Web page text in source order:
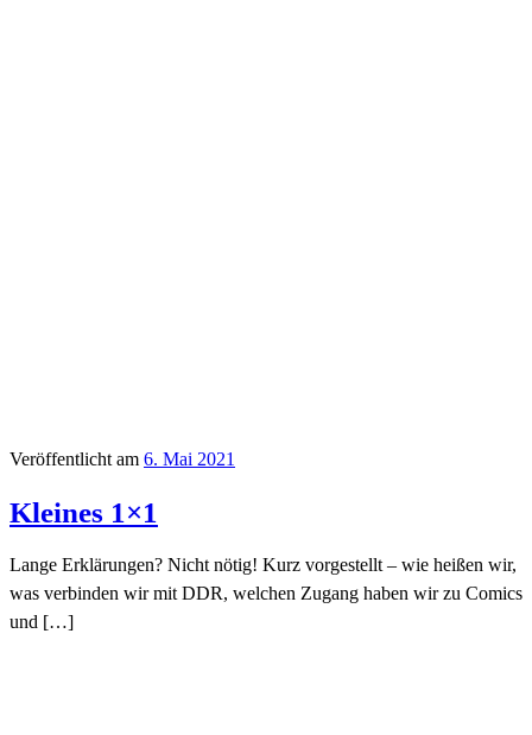
Veröffentlicht am 6. Mai 2021
Kleines 1×1
Lange Erklärungen? Nicht nötig! Kurz vorgestellt – wie heißen wir,
was verbinden wir mit DDR, welchen Zugang haben wir zu Comics
und […]